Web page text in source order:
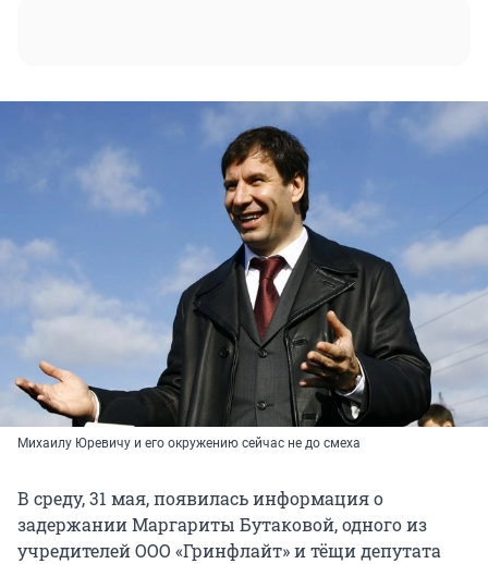
Михаилу Юревичу и его окружению сейчас не до смеха
В среду, 31 мая, появилась информация о
задержании Маргариты Бутаковой, одного из
учредителей ООО «Гринфлайт» и тёщи депутата